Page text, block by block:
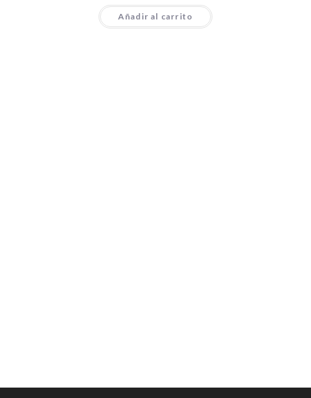
Añadir al carrito